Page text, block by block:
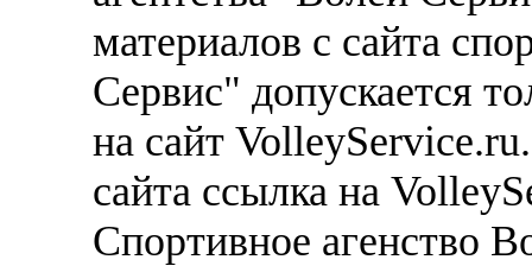
материалов с сайта
Сервис" допускается
на сайт
сайта ссылка на
Спортивное агенство